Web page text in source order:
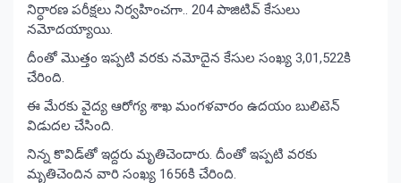
నిర్ధారణ పరీక్షలు నిర్వహించగా.. 204 పాజిటివ్‌ కేసులు
నమోదయ్యాయి.
దీంతో మొత్తం ఇప్పటి వరకు నమోదైన కేసుల సంఖ్య 3,01,522కి
చేరింది.
ఈ మేరకు వైద్య ఆరోగ్య శాఖ మంగళవారం ఉదయం బులిటెన్‌
విడుదల చేసింది.
నిన్న కొవిడ్‌తో ఇద్దరు మృతిచెందారు. దీంతో ఇప్పటి వరకు
మృతిచెందిన వారి సంఖ్య 1656కి చేరింది.